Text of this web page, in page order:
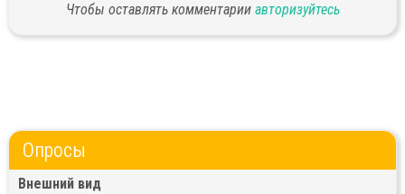
Чтобы оставлять комментарии авторизуйтесь
Опросы
Внешний вид